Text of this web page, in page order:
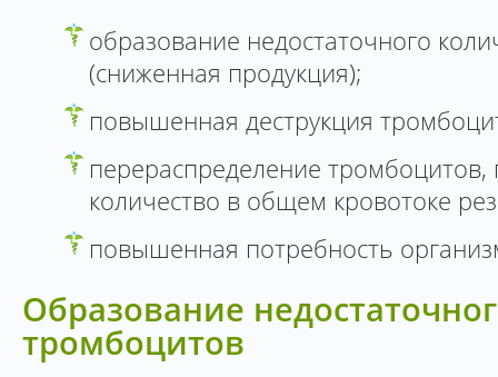
образование недостаточного
(сниженная продукция);
повышенная деструкция
перераспределение
количество в общем кровотоке
повышенная потребность
Образование
тромбоцитов